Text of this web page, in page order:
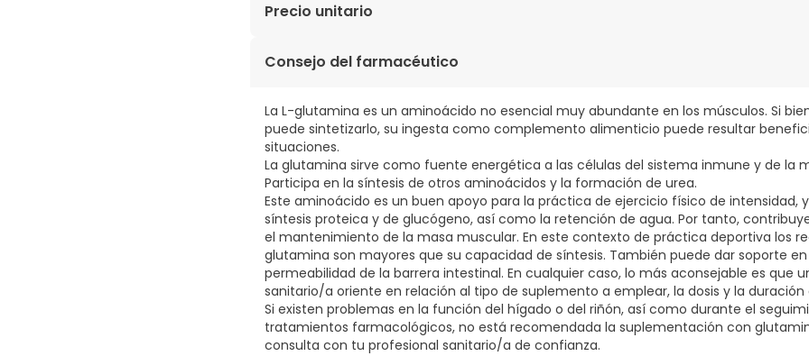
Precio unitario
0,32€ / Cápsulas
Consejo del farmacéutico
La L-glutamina es un aminoácido no esencial muy abundante en los músculos. Si
puede sintetizarlo, su ingesta como complemento alimenticio puede resultar
situaciones.
La glutamina sirve como fuente energética a las células del sistema inmune y de la
Participa en la síntesis de otros aminoácidos y la formación de urea.
Este aminoácido es un buen apoyo para la práctica de ejercicio físico de intensidad,
síntesis proteica y de glucógeno, así como la retención de agua. Por tanto,
el mantenimiento de la masa muscular. En este contexto de práctica deportiva los
glutamina son mayores que su capacidad de síntesis. También puede dar soporte
permeabilidad de la barrera intestinal. En cualquier caso, lo más aconsejable es que
sanitario/a oriente en relación al tipo de suplemento a emplear, la dosis y la duración
Si existen problemas en la función del hígado o del riñón, así como durante el
tratamientos farmacológicos, no está recomendada la suplementación con
consulta con tu profesional sanitario/a de confianza.